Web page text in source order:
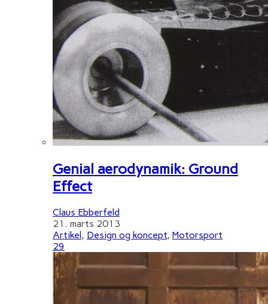
Genial aerodynamik: Ground
Effect
Claus Ebberfeld
21. marts 2013
Artikel, Design og koncept, Motorsport
29